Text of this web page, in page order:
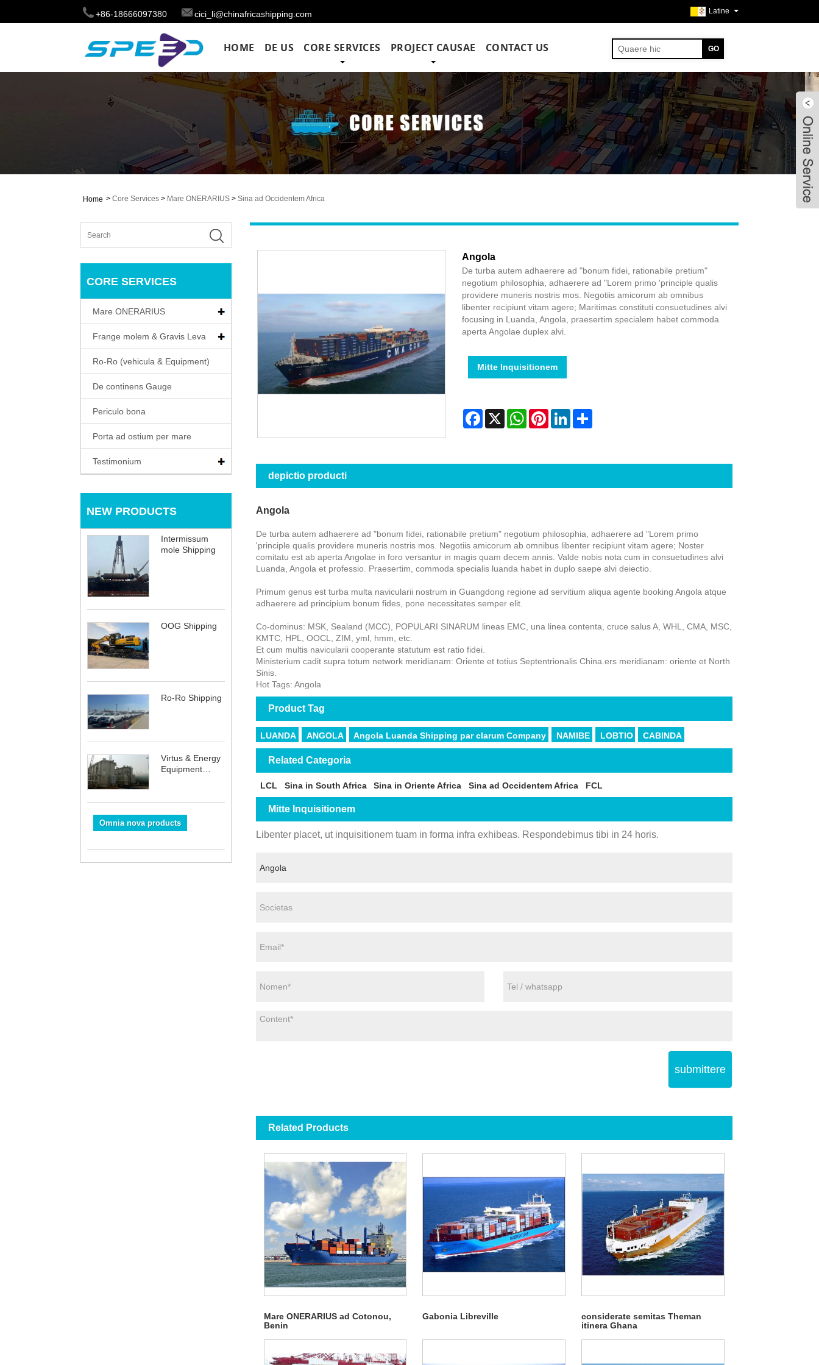
+86-18666097380 cici_li@chinafricashipping.com Latine
HOME DE US CORE SERVICES PROJECT CAUSAE CONTACT US
Home > Core Services > Mare ONERARIUS > Sina ad Occidentem Africa
CORE SERVICES
Mare ONERARIUS
Frange molem & Gravis Leva
Ro-Ro (vehicula & Equipment)
De continens Gauge
Periculo bona
Porta ad ostium per mare
Testimonium
NEW PRODUCTS
Intermissum
mole Shipping
OOG Shipping
Ro-Ro Shipping
Virtus & Energy
Equipment
Omnia nova products
Angola
De turba autem adhaerere ad "bonum fidei, rationabile pretium"
negotium philosophia, adhaerere ad "Lorem primo 'principle qualis
providere muneris nostris mos. Negotiis amicorum ab omnibus
libenter recipiunt vitam agere; Maritimas constituti consuetudines alvi
focusing in Luanda, Angola, praesertim specialem habet commoda
aperta Angolae duplex alvi.
Mitte Inquisitionem
Facebook
X WhatsAppPinterestLinkedInShare
depictio producti
Angola
De turba autem adhaerere ad "bonum fidei, rationabile pretium" negotium philosophia, adhaerere ad "Lorem primo
'principle qualis providere muneris nostris mos. Negotiis amicorum ab omnibus libenter recipiunt vitam agere; Noster
comitatu est ab aperta Angolae in foro versantur in magis quam decem annis. Valde nobis nota cum in consuetudines alvi
Luanda, Angola et professio. Praesertim, commoda specialis luanda habet in duplo saepe alvi deiectio.
Primum genus est turba multa navicularii nostrum in Guangdong regione ad servitium aliqua agente booking Angola atque
adhaerere ad principium bonum fides, pone necessitates semper elit.
Co-dominus: MSK, Sealand (MCC), POPULARI SINARUM lineas EMC, una linea contenta, cruce salus A, WHL, CMA, MSC,
KMTC, HPL, OOCL, ZIM, yml, hmm, etc.
Et cum multis navicularii cooperante statutum est ratio fidei.
Ministerium cadit supra totum network meridianam: Oriente et totius Septentrionalis China.ers meridianam: oriente et North
Sinis.
Hot Tags: Angola
Product Tag
LUANDA ANGOLA Angola Luanda Shipping par clarum Company NAMIBE LOBTIO CABINDA
Related Categoria
LCL Sina in South Africa Sina in Oriente Africa Sina ad Occidentem Africa FCL
Mitte Inquisitionem
Libenter placet, ut inquisitionem tuam in forma infra exhibeas. Respondebimus tibi in 24 horis.
submittere
Related Products
Mare ONERARIUS ad Cotonou,
Benin
Gabonia Libreville
considerate semitas Theman
itinera Ghana